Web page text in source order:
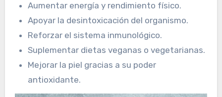
Aumentar energía y rendimiento físico.
Apoyar la desintoxicación del organismo.
Reforzar el sistema inmunológico.
Suplementar dietas veganas o vegetarianas.
Mejorar la piel gracias a su poder
antioxidante.